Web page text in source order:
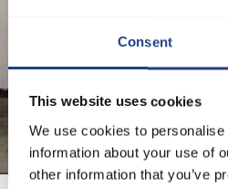
Consent
This website uses cookies
We use cookies to
information about your use of
other information that you’ve